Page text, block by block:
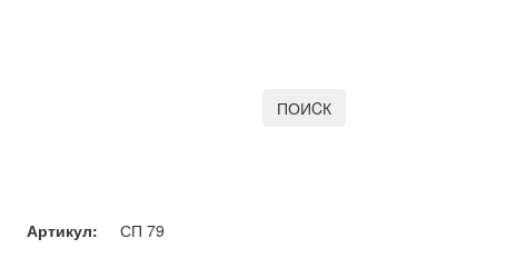
ПОИCК
Артикул: СП 79